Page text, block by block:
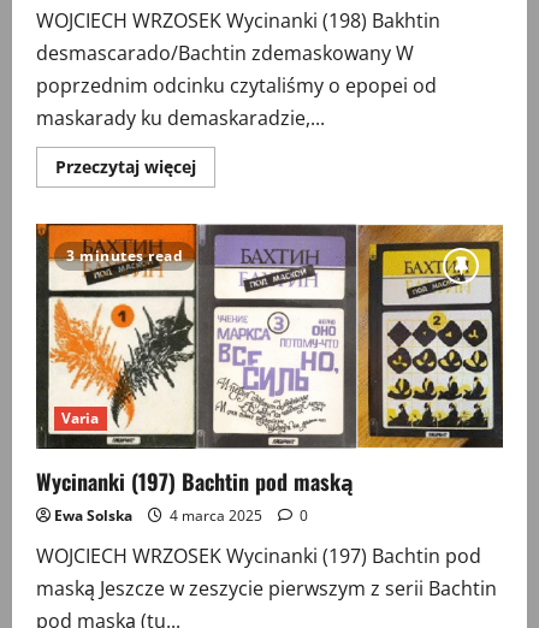
WOJCIECH WRZOSEK Wycinanki (198) Bakhtin
desmascarado/Bachtin zdemaskowany W
poprzednim odcinku czytaliśmy o epopei od
maskarady ku demaskaradzie,...
Przeczytaj więcejPrzeczytaj
więcej
(198)
Bakhtin
desmascarado/Bachtin
zdemaskowany
3 minutes read
Varia
Wycinanki (197) Bachtin pod maską
Ewa Solska 4 marca 2025 0
WOJCIECH WRZOSEK Wycinanki (197) Bachtin pod
maską Jeszcze w zeszycie pierwszym z serii Bachtin
pod maską (tu...